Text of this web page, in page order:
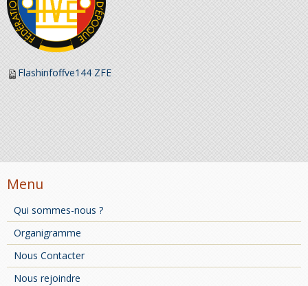
Flashinfoffve144 ZFE
Menu
Qui sommes-nous ?
Organigramme
Nous Contacter
Nous rejoindre